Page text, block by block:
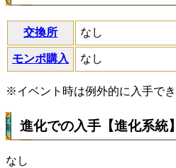
交換所 なし
モンポ購入 なし
※イベント時は例外的に入手でき
進化での入手【進化系統】
なし